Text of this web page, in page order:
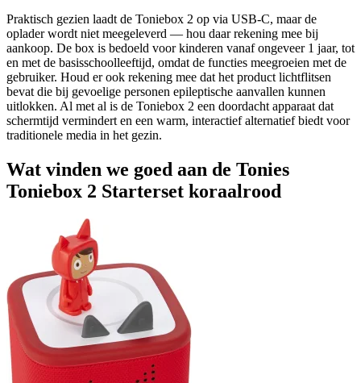
Praktisch gezien laadt de Toniebox 2 op via USB-C, maar de
oplader wordt niet meegeleverd — hou daar rekening mee bij
aankoop. De box is bedoeld voor kinderen vanaf ongeveer 1 jaar, tot
en met de basisschoolleeftijd, omdat de functies meegroeien met de
gebruiker. Houd er ook rekening mee dat het product lichtflitsen
bevat die bij gevoelige personen epileptische aanvallen kunnen
uitlokken. Al met al is de Toniebox 2 een doordacht apparaat dat
schermtijd vermindert en een warm, interactief alternatief biedt voor
traditionele media in het gezin.
Wat vinden we goed aan de Tonies
Toniebox 2 Starterset koraalrood